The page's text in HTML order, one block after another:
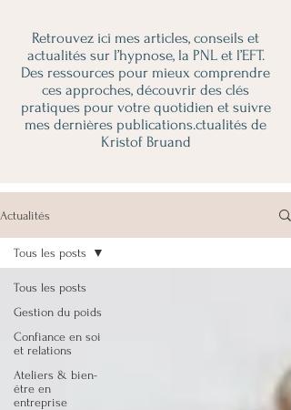
Retrouvez ici mes articles, conseils et
actualités sur l’hypnose, la PNL et l’EFT.
Des ressources pour mieux comprendre
ces approches, découvrir des clés
pratiques pour votre quotidien et suivre
mes dernières publications.ctualités de
Kristof Bruand
Actualités
Tous les posts
Gestion du poids
Confiance en soi
et relations
Ateliers & bien-
être en
entreprise
Tous les posts